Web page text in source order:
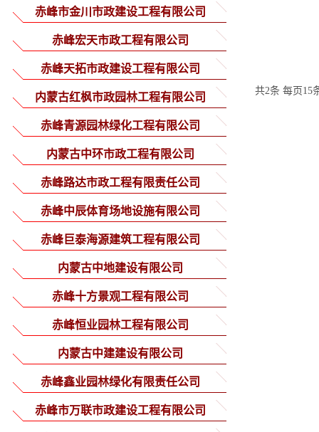
赤峰市金川市政建设工程有限公司
赤峰宏天市政工程有限公司
赤峰天拓市政建设工程有限公司
内蒙古红枫市政园林工程有限公司
赤峰青源园林绿化工程有限公司
内蒙古中环市政工程有限公司
赤峰路达市政工程有限责任公司
赤峰中辰体育场地设施有限公司
赤峰巨泰海源建筑工程有限公司
内蒙古中地建设有限公司
赤峰十方景观工程有限公司
赤峰恒业园林工程有限公司
内蒙古中建建设有限公司
赤峰鑫业园林绿化有限责任公司
赤峰市万联市政建设工程有限公司
共2条 每页15